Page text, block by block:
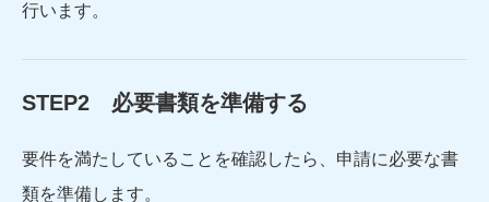
行います。
STEP2 必要書類を準備する
要件を満たしていることを確認したら、申請に必要な書
類を準備します。